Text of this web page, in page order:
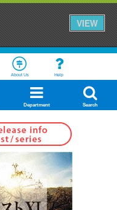
VIEW
About Us Help
Department Search